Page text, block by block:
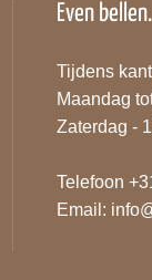
Even bellen.
Tijdens
Maandag
Zaterdag -
Telefoon
Email: